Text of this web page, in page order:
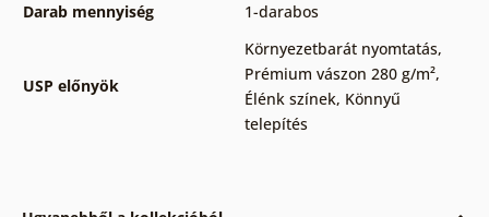
Darab mennyiség
1-darabos
USP előnyök
Környezetbarát nyomtatás,
Prémium vászon 280 g/m²,
Élénk színek, Könnyű
telepítés